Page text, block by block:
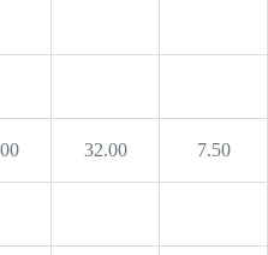
32.00 7.50